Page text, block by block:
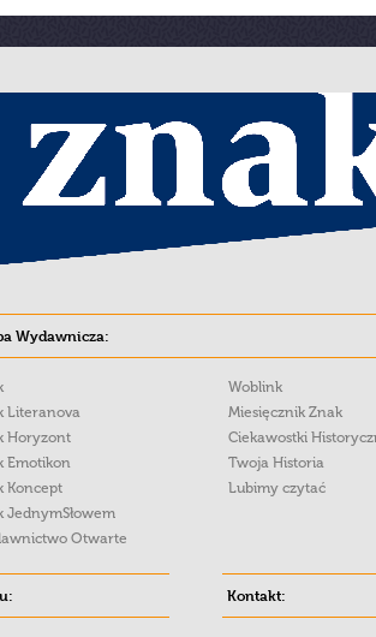
Wydawnicza:
Literanova
Horyzont
Emotikon
Koncept
JednymSłowem
Otwarte
Woblink
Miesięcznik Znak
Ciekawostki
Twoja Historia
Lubimy czytać
Kontakt: